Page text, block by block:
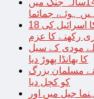
غزہ میں جتنے بچے قتل ہوئے اُتنےعراق کی 14سالہ جنگ میں
ہوئے، جمائما
18 ہزار سے زائدفلسطینی شہید، امریکہ کا اسرائیل کی
رکھنے کا عزم
مودی کے سیل
کا بھانڈا پھوڑ دیا
مسلمان بزرگ
کو کچل دیا
جیل میں اور